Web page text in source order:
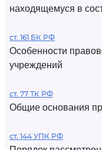
находящемуся в
ст. 161 БК РФ
Особенности
учреждений
ст. 77 ТК РФ
Общие основания
ст. 144 УПК РФ